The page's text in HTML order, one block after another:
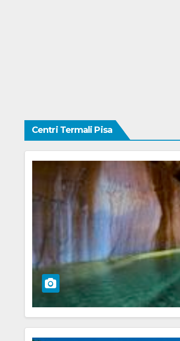
Centri Termali Pisa